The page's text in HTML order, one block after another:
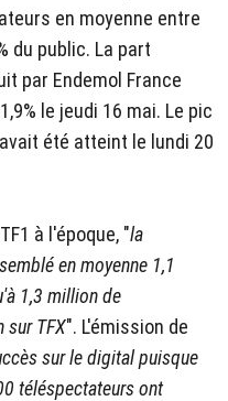
en moyenne entre
du public. La part
par Endemol France
le jeudi 16 mai. Le pic
été atteint le lundi 20
à l'époque, "la
en moyenne 1,1
1,3 million de
sur TFX". L'émission de
sur le digital puisque
téléspectateurs ont